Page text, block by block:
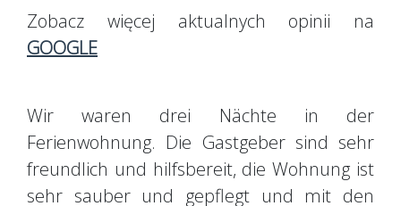
Zobacz więcej aktualnych opinii na
GOOGLE
Wir waren drei Nächte in der
Ferienwohnung. Die Gastgeber sind sehr
freundlich und hilfsbereit, die Wohnung ist
sehr sauber und gepflegt und mit den